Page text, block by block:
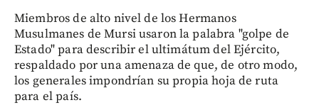
Miembros de alto nivel de los Hermanos
Musulmanes de Mursi usaron la palabra "golpe de
Estado" para describir el ultimátum del Ejército,
respaldado por una amenaza de que, de otro modo,
los generales impondrían su propia hoja de ruta
para el país.